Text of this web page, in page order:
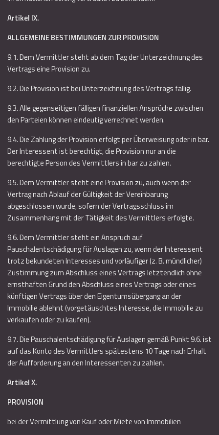
Artikel IX.
ALLGEMEINE BESTIMMUNGEN ZUR PROVISION
9.1. Dem Vermittler steht ab dem Tag der Unterzeichnung des
Vertrags eine Provision zu.
9.2. Die Provision ist bei Unterzeichnung des Vertrags fällig.
9.3. Alle gegenseitigen fälligen finanziellen Ansprüche zwischen
den Parteien können eindeutig verrechnet werden.
9.4. Die Zahlung der Provision erfolgt per Überweisung oder in bar.
Der Interessent ist berechtigt, die Provision nur an die
berechtigte Person des Vermittlers in bar zu zahlen.
9.5. Dem Vermittler steht eine Provision zu, auch wenn der
Vertrag nach Ablauf der Gültigkeit der Vereinbarung
abgeschlossen wurde, sofern der Vertragsschluss im
Zusammenhang mit der Tätigkeit des Vermittlers erfolgte.
9.6. Dem Vermittler steht ein Anspruch auf
Pauschalentschädigung für Auslagen zu, wenn der Interessent
trotz bekundeten Interesses und vorläufiger (z. B. mündlicher)
Zustimmung zum Abschluss eines Vertrags letztendlich ohne
ernsthaften Grund den Abschluss eines Vertrags oder eines
künftigen Vertrags über den Eigentumsübergang an der
Immobilie ablehnt (vorgetäuschtes Interesse, die Immobilie zu
verkaufen oder zu kaufen).
9.7. Die Pauschalentschädigung für Auslagen gemäß Punkt 9.6. ist
auf das Konto des Vermittlers spätestens 10 Tage nach Erhalt
der Aufforderung an den Interessenten zu zahlen.
Artikel X.
PROVISION
bei der Vermittlung von Kauf oder Miete von Immobilien